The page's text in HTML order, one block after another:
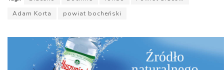
Adam Korta
powiat bocheński